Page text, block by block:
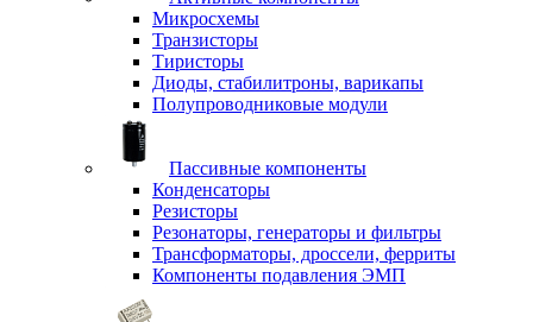
Микросхемы
Транзисторы
Тиристоры
Диоды, стабилитроны, варикапы
Полупроводниковые модули
Пассивные компоненты
Конденсаторы
Резисторы
Резонаторы, генераторы и фильтры
Трансформаторы, дроссели, ферриты
Компоненты подавления ЭМП